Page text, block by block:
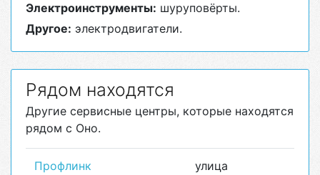
Электроинструменты: шуруповёрты.
Другое: электродвигатели.
Рядом находятся
Другие сервисные центры, которые находятся
рядом с Оно.
Профлинк
улица